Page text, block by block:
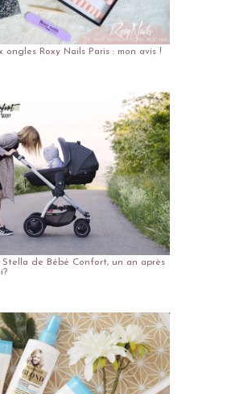
ongles Roxy Nails Paris : mon avis !
de Bébé Confort, un an après